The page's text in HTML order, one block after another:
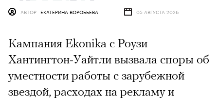
АВТОР ЕКАТЕРИНА ВОРОБЬЕВА 05 АВГУСТА 2026
Кампания Ekonika с Роузи
Хантингтон-Уайтли вызвала споры об
уместности работы с зарубежной
звездой, расходах на рекламу и